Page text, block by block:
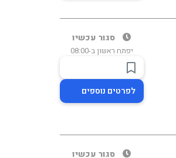
סגור עכשיו
יפתח ראשון ב-08:00
לפרטים נוספים
סגור עכשיו